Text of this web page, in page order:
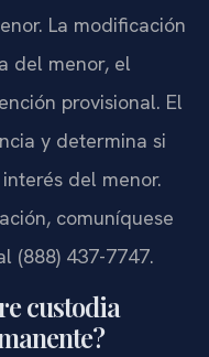
La modificación
del menor, el
provisional. El
y determina si
del menor.
comuníquese
(888) 437-7747.
custodia